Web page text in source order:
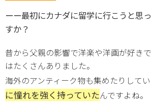
ーー最初にカナダに留学に行こうと思
すか？
昔から父親の影響で洋楽や洋画が好き
はたくさんありました。
海外のアンティーク物も集めたりして
に憧れを強く持っていたんですよね。